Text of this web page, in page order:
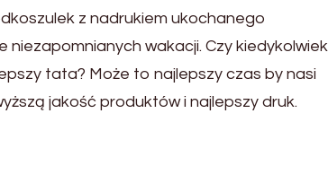
z nadrukiem ukochanego
wakacji. Czy kiedykolwiek
tata? Może to najlepszy czas by nasi
jakość produktów i najlepszy druk.